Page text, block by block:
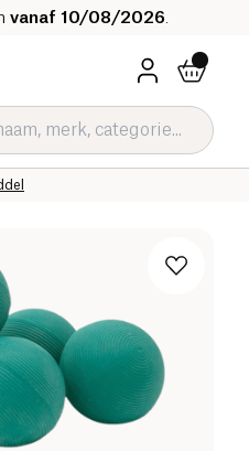
vanaf 10/08/2026